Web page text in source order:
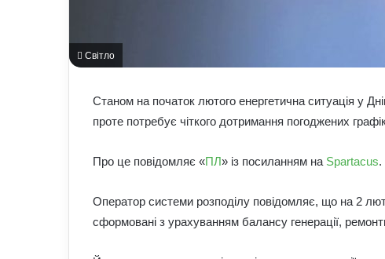
Світло
Станом на початок лютого енергетична ситуація у
проте потребує чіткого дотримання погоджених
Про це повідомляє «ПЛ» із посиланням на Spartacus.
Оператор системи розподілу повідомляє, що на 2
сформовані з урахуванням балансу генерації,